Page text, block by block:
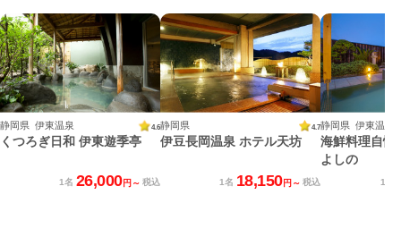
静岡県 伊東温泉 4.6
くつろぎ日和 伊東遊季亭
1名 26,000円～ 税込
静岡県 4.7
伊豆長岡温泉 ホテル天坊
1名 18,150円～ 税込
静岡県 伊東温泉
海鮮料理自慢
よしの
1名